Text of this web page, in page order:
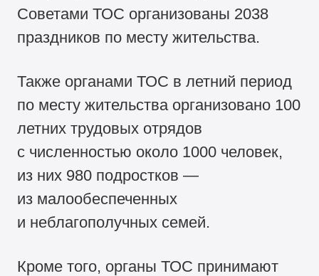
Советами ТОС организованы 2038
праздников по месту жительства.
Также органами ТОС в летний период
по месту жительства организовано 100
летних трудовых отрядов
с численностью около 1000 человек,
из них 980 подростков —
из малообеспеченных
и неблагополучных семей.
Кроме того, органы ТОС принимают